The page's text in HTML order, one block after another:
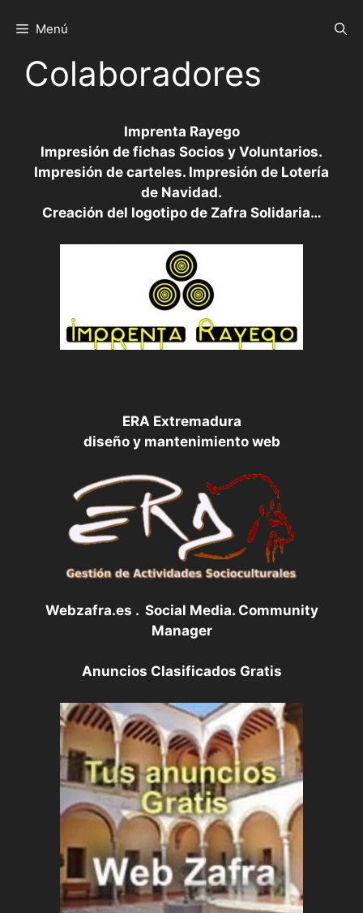
Menú
Colaboradores
Imprenta Rayego
Impresión de fichas Socios y Voluntarios.
Impresión de carteles. Impresión de Lotería
de Navidad.
Creación del logotipo de Zafra Solidaria…
ERA Extremadura
diseño y mantenimiento web
Webzafra.es . Social Media. Community
Manager
Anuncios Clasificados Gratis